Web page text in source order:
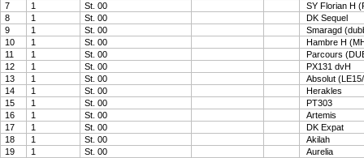
7
1 St. 00
SY Florian H
8
1 St. 00
DK Sequel
9
1 St. 00
Smaragd
10
1 St. 00
Hambre H
11
1 St. 00
Parcours
12
1 St. 00
PX131 dvH
13
1 St. 00
Absolut
14
1 St. 00
Herakles
15
1 St. 00
PT303
16
1 St. 00
Artemis
17
1 St. 00
DK Expat
18
1 St. 00
Akilah
19
1 St. 00
Aurelia